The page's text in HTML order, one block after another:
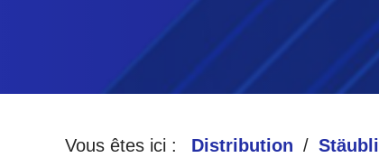
Vous êtes ici : Distribution Stäubli